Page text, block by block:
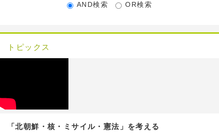
AND検索 OR検索
トピックス
「北朝鮮・核・ミサイル・憲法」を考える